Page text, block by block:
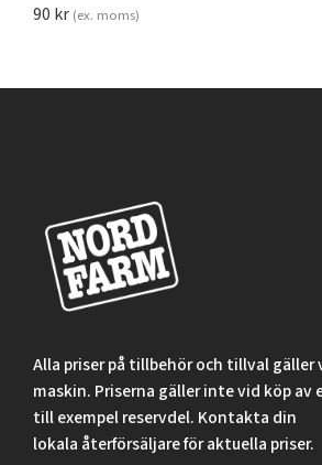
90 kr (ex. moms)
Alla priser på tillbehör och tillval gäller
maskin. Priserna gäller inte vid köp av
till exempel reservdel. Kontakta din
lokala återförsäljare för aktuella priser.